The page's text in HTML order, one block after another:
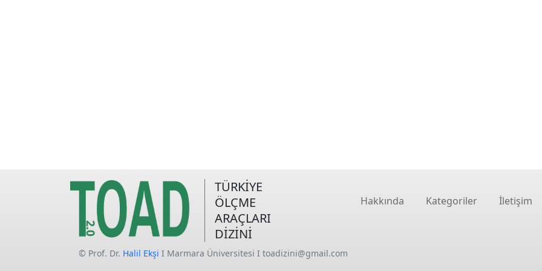
TÜRKİYE
ÖLÇME
ARAÇLARI
DİZİNİ
Hakkında Kategoriler İletişim
© Prof. Dr. Halil Ekşi I Marmara Üniversitesi I toadizini@gmail.com